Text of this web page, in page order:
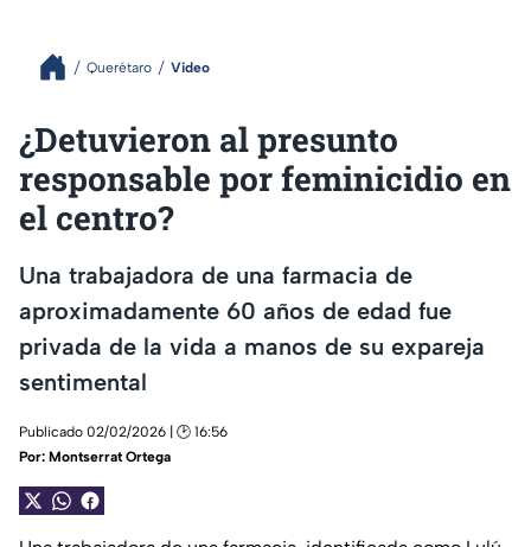
Querétaro Video
¿Detuvieron al presunto
responsable por feminicidio en
el centro?
Una trabajadora de una farmacia de
aproximadamente 60 años de edad fue
privada de la vida a manos de su expareja
sentimental
Publicado 02/02/2026 | 🕑 16:56
Por: Montserrat Ortega